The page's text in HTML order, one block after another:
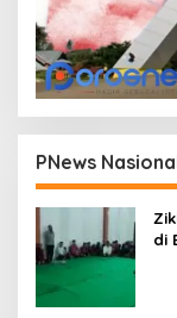
PNews
di